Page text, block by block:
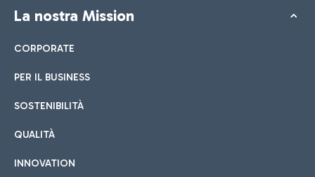
La nostra Mission
CORPORATE
PER IL BUSINESS
SOSTENIBILITÀ
QUALITÀ
INNOVATION